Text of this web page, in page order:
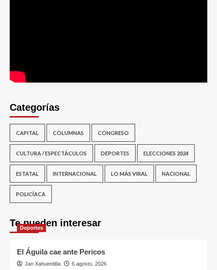
Categorías
CAPITAL COLUMNAS CONGRESO
CULTURA / ESPECTÁCULOS DEPORTES ELECCIONES 2024
ESTATAL INTERNACIONAL LO MÁS VIRAL NACIONAL
POLICÍACA
Te pueden interesar
Deportes
El Águila cae ante Pericos
Jan Xahuentitla 6 agosto, 2026